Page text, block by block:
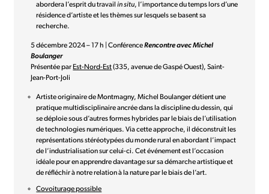
abordera l’esprit du travailin situ, l’importance du temps lors d’une
résidence d’artiste et les thèmes sur lesquels se basent sa
recherche.
5 décembre 2024 – 17 h | ConférenceRencontre avec Michel
Boulanger
Présentée par Est-Nord-Est(335, avenue de Gaspé Ouest), Saint-
Jean-Port-Joli
Artiste originaire de Montmagny, Michel Boulanger détient une
pratique multidisciplinaire ancrée dans la discipline du dessin, qui
se déploie sous d’autres formes hybrides par le biais de l’utilisation
de technologies numériques. Via cette approche, il déconstruit les
représentations stéréotypées du monde rural en abordant l’impact
de l’industrialisation sur celui-ci. Cet événement est l’occasion
idéale pour en apprendre davantage sur sa démarche artistique et
de réfléchir à notre relation à la nature par le biais de l’art.
Covoiturage possible